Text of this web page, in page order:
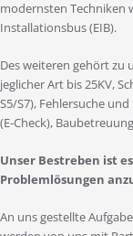
modernsten Techniken
Installationsbus (EIB).
Des weiteren gehört zu
jeglicher Art bis 25KV,
S5/S7), Fehlersuche
(E-Check),
Unser Bestreben ist
Problemlösungen
An uns gestellte